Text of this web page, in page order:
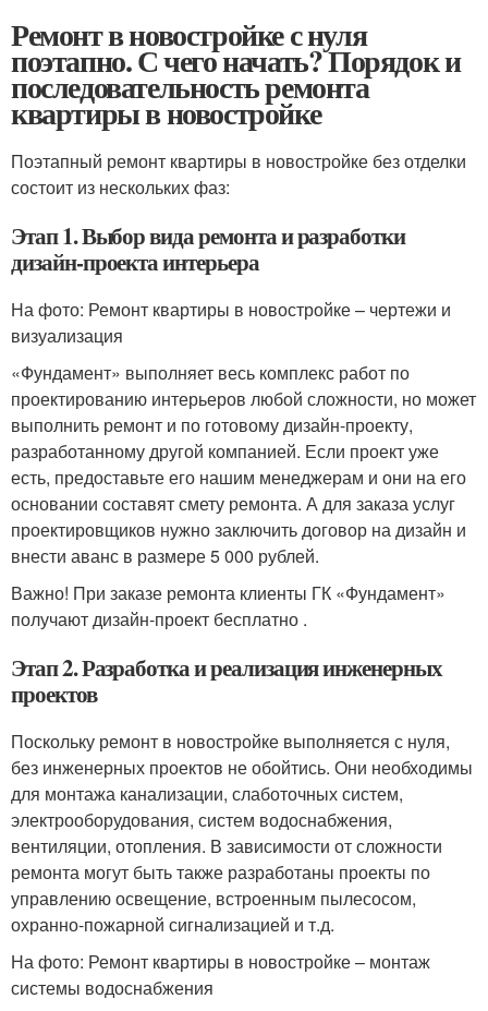
Ремонт в новостройке с нуля
поэтапно. С чего начать? Порядок и
последовательность ремонта
квартиры в новостройке
Поэтапный ремонт квартиры в новостройке без отделки
состоит из нескольких фаз:
Этап 1. Выбор вида ремонта и разработки
дизайн-проекта интерьера
На фото: Ремонт квартиры в новостройке – чертежи и
визуализация
«Фундамент» выполняет весь комплекс работ по
проектированию интерьеров любой сложности, но может
выполнить ремонт и по готовому дизайн-проекту,
разработанному другой компанией. Если проект уже
есть, предоставьте его нашим менеджерам и они на его
основании составят смету ремонта. А для заказа услуг
проектировщиков нужно заключить договор на дизайн и
внести аванс в размере 5 000 рублей.
Важно! При заказе ремонта клиенты ГК «Фундамент»
получают дизайн-проект бесплатно .
Этап 2. Разработка и реализация инженерных
проектов
Поскольку ремонт в новостройке выполняется с нуля,
без инженерных проектов не обойтись. Они необходимы
для монтажа канализации, слаботочных систем,
электрооборудования, систем водоснабжения,
вентиляции, отопления. В зависимости от сложности
ремонта могут быть также разработаны проекты по
управлению освещение, встроенным пылесосом,
охранно-пожарной сигнализацией и т.д.
На фото: Ремонт квартиры в новостройке – монтаж
системы водоснабжения